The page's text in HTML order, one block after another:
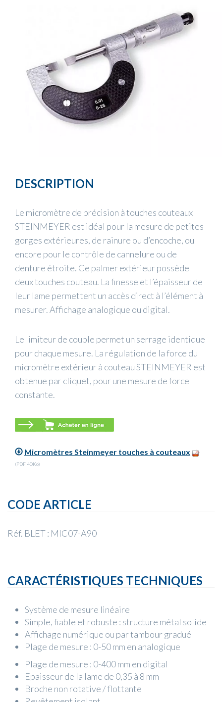
DESCRIPTION
Le micromètre de précision à touches couteaux
STEINMEYER est idéal pour la mesure de petites
gorges extérieures, de rainure ou d’encoche, ou
encore pour le contrôle de cannelure ou de
denture étroite. Ce palmer extérieur possède
deux touches couteau. La finesse et l’épaisseur de
leur lame permettent un accès direct à l’élément à
mesurer. Affichage analogique ou digital.
Le limiteur de couple permet un serrage identique
pour chaque mesure. La régulation de la force du
micromètre extérieur à couteau STEINMEYER est
obtenue par cliquet, pour une mesure de force
constante.
Micromètres Steinmeyer touches à couteaux
(PDF 40Ko)
CODE ARTICLE
Réf. BLET : MIC07-A90
CARACTÉRISTIQUES TECHNIQUES
Système de mesure linéaire
Simple, fiable et robuste : structure métal solide
Affichage numérique ou par tambour gradué
Plage de mesure : 0-50 mm en analogique
Plage de mesure : 0-400 mm en digital
Epaisseur de la lame de 0,35 à 8 mm
Broche non rotative / flottante